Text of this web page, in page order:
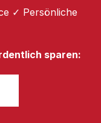
✓ Persönliche
sparen: